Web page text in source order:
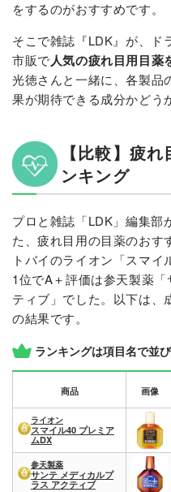
をするのがおすすめです。
そこで雑誌『LDK』が、ド
市販で人気の疲れ目用目薬
光徳さんと一緒に、各製品
果が期待できる成分かどう
【比較】疲
ンキング
プロと雑誌「LDK」編集部
た、疲れ目用の目薬のおす
トバイのライオン「スマ
1位でA＋評価は参天製薬
ティブ」でした。以下は、
の結果です。
ランキングは項目名で並
商品 画像
ライオン
スマイル40 プレミア
ムDX
参天製薬
サンテ メディカルプ
ラス アクティブ